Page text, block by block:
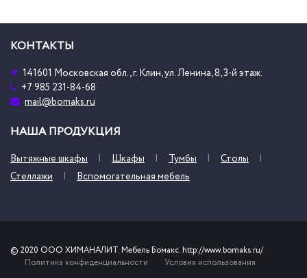
КОНТАКТЫ
141601 Московская обл., г. Клин, ул. Ленина, 8, 3-й этаж.
+7 985 231-84-68
mail@bomaks.ru
НАША ПРОДУКЦИЯ
Вытяжные шкафы Шкафы Тумбы
Столы
Стеллажи
Вспомогательная мебель
© 2020 ООО ХИМАНАЛИТ. Мебель Бомакс. http://www.bomaks.ru/
Политика конфиденциальности
Условия использования